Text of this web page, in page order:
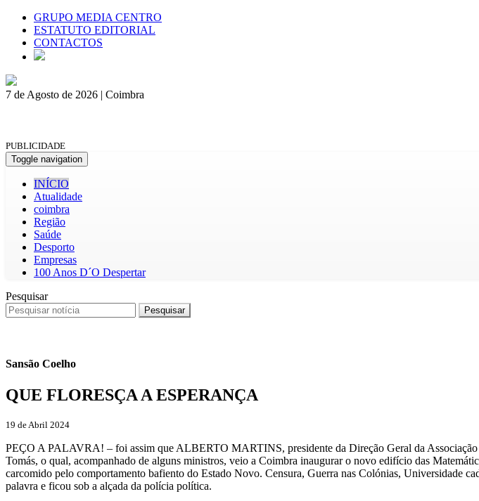
GRUPO MEDIA CENTRO
ESTATUTO EDITORIAL
CONTACTOS
7 de Agosto de 2026 | Coimbra
PUBLICIDADE
Toggle navigation
INÍCIO
Atualidade
coimbra
Região
Saúde
Desporto
Empresas
100 Anos D´O Despertar
Pesquisar
Pesquisar
Sansão Coelho
QUE FLORESÇA A ESPERANÇA
19 de Abril 2024
PEÇO A PALAVRA! – foi assim que ALBERTO MARTINS, presidente da Direção Geral da
Tomás, o qual, acompanhado de alguns ministros, veio a Coimbra inaugurar o novo edifício das
carcomido pelo comportamento bafiento do Estado Novo. Censura, Guerra nas Colónias, Universidade
palavra e ficou sob a alçada da polícia política.